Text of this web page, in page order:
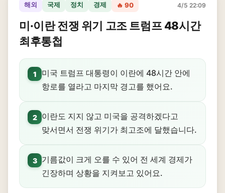
해외 국제 정치 경제 🔥 90 4/5 22:09
미·이란 전쟁 위기 고조 트럼프 48시간
최후통첩
1
미국 트럼프 대통령이 이란에 48시간 안에
항로를 열라고 마지막 경고를 했어요.
2
이란도 지지 않고 미국을 공격하겠다고
맞서면서 전쟁 위기가 최고조에 달했습니다.
3
기름값이 크게 오를 수 있어 전 세계 경제가
긴장하며 상황을 지켜보고 있어요.